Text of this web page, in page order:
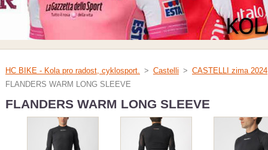
HC BIKE - Kola pro radost, cyklosport. > Castelli > CASTELLI zima 2024
FLANDERS WARM LONG SLEEVE
FLANDERS WARM LONG SLEEVE